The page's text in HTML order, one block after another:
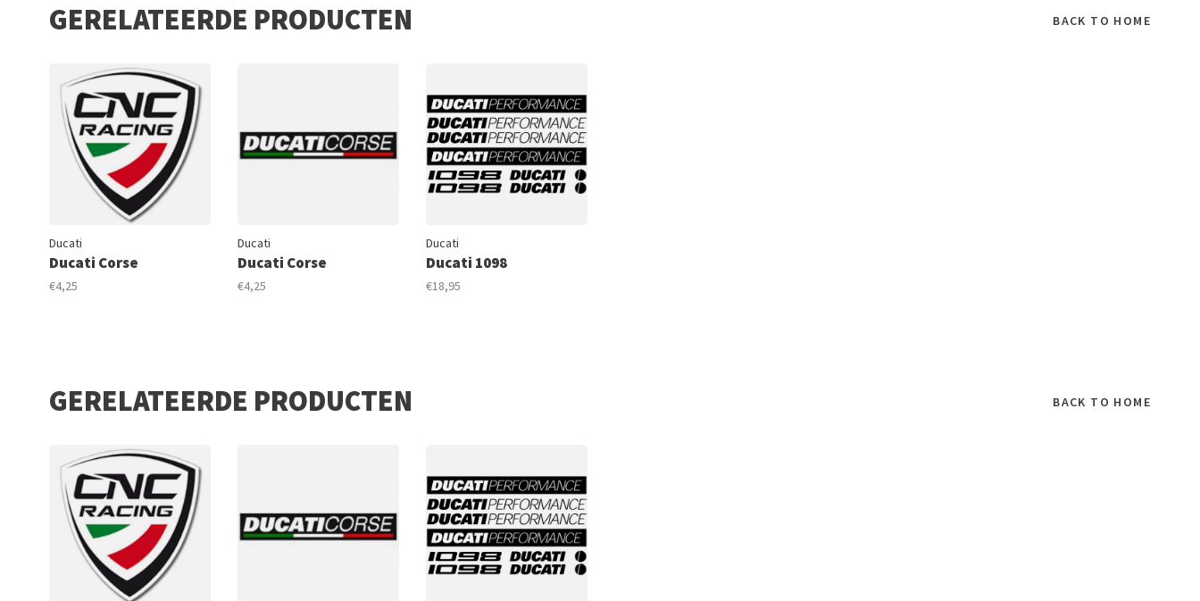
GERELATEERDE PRODUCTEN BACK TO HOME
Ducati
Ducati Corse
€4,25
Ducati
Ducati Corse
€4,25
Ducati
Ducati 1098
€18,95
GERELATEERDE PRODUCTEN BACK TO HOME